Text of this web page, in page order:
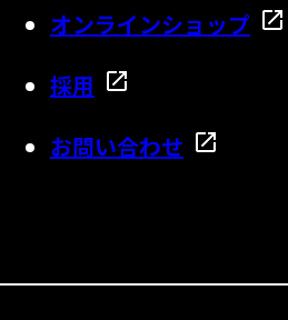
オンラインショップ
採用
お問い合わせ